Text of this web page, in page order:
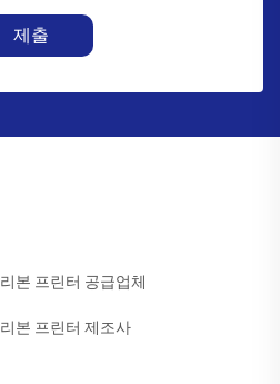
제출
리본 프린터 공급업체
리본 프린터 제조사